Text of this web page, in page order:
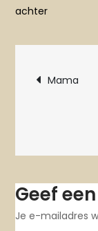
achterop
gaat
hoor.
Mama
Geef
Je e-mailadres